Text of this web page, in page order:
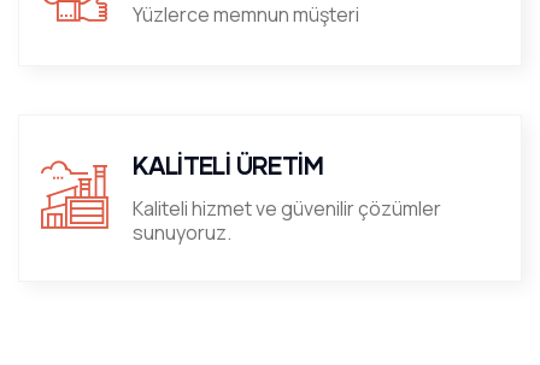
Yüzlerce memnun müşteri
KALİTELİ ÜRETİM
Kaliteli hizmet ve güvenilir çözümler
sunuyoruz.